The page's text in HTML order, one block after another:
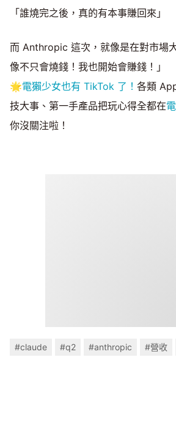
「誰燒完之後，真的有本事賺回來」
而 Anthropic 這次，就像是在對市場
像不只會燒錢！我也開始會賺錢！」
🌟電獺少女也有 TikTok 了！ 各類
技大事、第一手產品把玩心得全都在
你沒關注啦！
#claude #q2 #anthropic #營收